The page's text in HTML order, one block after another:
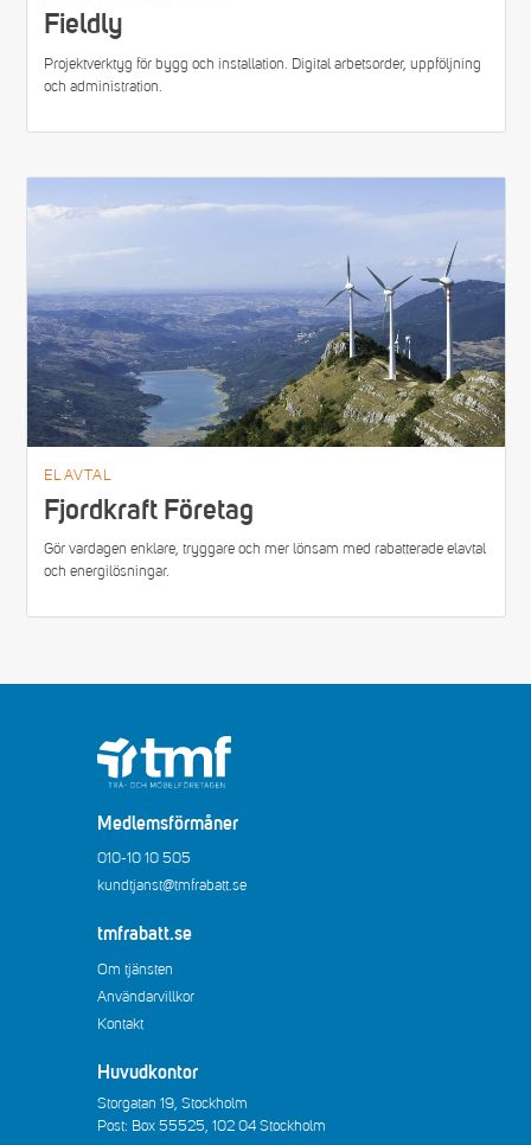
Fieldly
Projektverktyg för bygg och installation. Digital arbetsorder, uppföljning
och administration.
ELAVTAL
Fjordkraft Företag
Gör vardagen enklare, tryggare och mer lönsam med rabatterade elavtal
och energilösningar.
Medlemsförmåner
010-10 10 505
kundtjanst@tmfrabatt.se
tmfrabatt.se
Om tjänsten
Användarvillkor
Kontakt
Huvudkontor
Storgatan 19, Stockholm
Post: Box 55525, 102 04 Stockholm